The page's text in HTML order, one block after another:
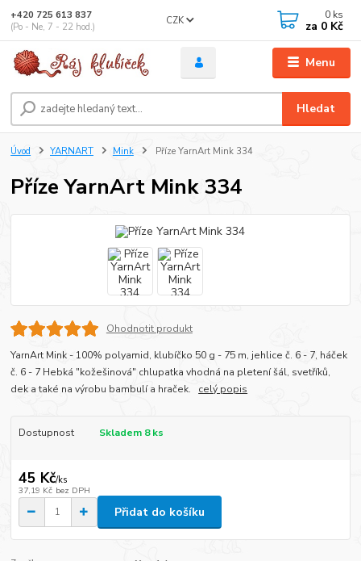
Menu
CZK
Hledat
+420 725 613 837
(Po - Ne, 7 - 22 hod.)
0 ks
za 0 Kč
Úvod YARNART Mink Příze YarnArt Mink 334
Příze YarnArt Mink 334
Ohodnotit produkt
YarnArt Mink - 100% polyamid, klubíčko 50 g - 75 m, jehlice č. 6 - 7, háček
č. 6 - 7 Hebká "kožešinová" chlupatka vhodná na pletení šál, svetříků,
dek a také na výrobu bambulí a hraček. celý popis
Dostupnost Skladem 8 ks
45 Kč/ks
37,19 Kč bez DPH
Přidat do košíku